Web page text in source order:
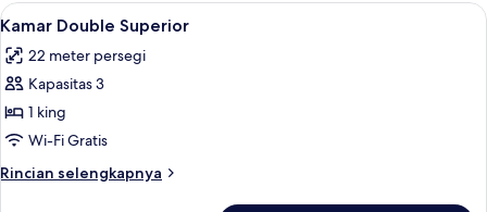
Lihat
semua
foto
untuk
Kamar
Double
Superior
Kamar Double Superior | Brankas,
2
Kamar Double Superior
22 meter persegi
Kapasitas 3
1 king
Wi-Fi Gratis
Rincian selengkapnya
Rincian